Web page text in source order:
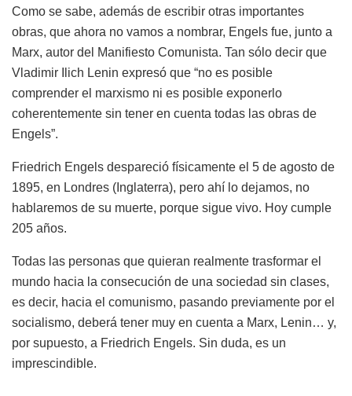
Como se sabe, además de escribir otras importantes
obras, que ahora no vamos a nombrar, Engels fue, junto a
Marx, autor del Manifiesto Comunista. Tan sólo decir que
Vladimir Ilich Lenin expresó que “no es posible
comprender el marxismo ni es posible exponerlo
coherentemente sin tener en cuenta todas las obras de
Engels”.
Friedrich Engels despareció físicamente el 5 de agosto de
1895, en Londres (Inglaterra), pero ahí lo dejamos, no
hablaremos de su muerte, porque sigue vivo. Hoy cumple
205 años.
Todas las personas que quieran realmente trasformar el
mundo hacia la consecución de una sociedad sin clases,
es decir, hacia el comunismo, pasando previamente por el
socialismo, deberá tener muy en cuenta a Marx, Lenin… y,
por supuesto, a Friedrich Engels. Sin duda, es un
imprescindible.